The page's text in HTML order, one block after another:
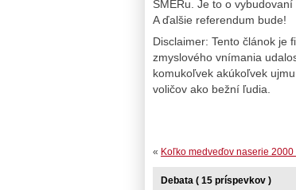
SMERu. Je to o vybudovaní
A ďalšie referendum bude!
Disclaimer: Tento článok je
zmyslového vnímania
komukoľvek akúkoľvek
voličov ako bežní ľudia.
« Koľko medveďov naserie
Debata ( 15 príspevkov )